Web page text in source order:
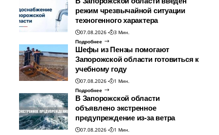
режим чрезвычайной ситуации
техногенного характера
07.08.2026
3 Мин.
Подробнее
Шефы из Пензы помогают
Запорожской области готовиться к
учебному году
07.08.2026
1 Мин.
Подробнее
В Запорожской области
объявлено экстренное
предупреждение из-за ветра
07.08.2026
1 Мин.